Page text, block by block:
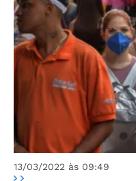
13/03/2022 às 09:49